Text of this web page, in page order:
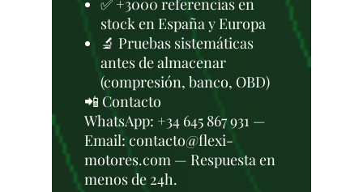
✅ +3000 referencias en
stock en España y Europa
🔬 Pruebas sistemáticas
antes de almacenar
(compresión, banco, OBD)
📲 Contacto
WhatsApp: +34 645 867 931 —
Email: contacto@flexi-
motores.com — Respuesta en
menos de 24h.